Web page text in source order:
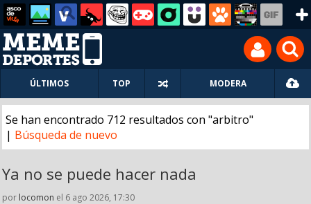
ÚLTIMOS TOP MODERA
Se han encontrado 712 resultados con "arbitro"
| Búsqueda de nuevo
Ya no se puede hacer nada
por locomon el 6 ago 2026, 17:30